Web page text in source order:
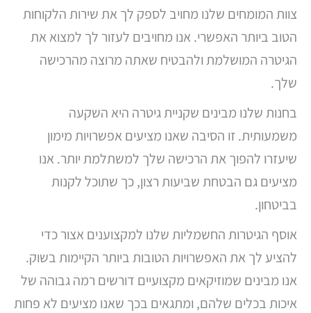
צוות המומחים שלנו מחויב לספק לך את שירות הלקוחות
הטוב ביותר האפשרי. אנו מחויבים לעזור לך למצוא את
הגיטרה המושלמת ולהבטיח שאתה מרוצה מהרכישה
שלך.
בחנות שלנו מבינים שקניית גיטרה היא השקעה
משמעותית. זו הסיבה שאנו מציעים אפשרויות מימון
שיעזרו להפוך את הרכישה שלך למשתלמת יותר. אנו
מציעים גם הבטחת שביעות רצון, כך שתוכל לקנות
בביטחון.
אוסף הגיטרות החשמליות שלנו למקצוענים אצור כדי
להציע לך את האפשרויות הטובות ביותר הקיימות בשוק.
אנו מבינים שמוזיקאים מקצועיים דורשים רמה גבוהה של
איכות בכלים שלהם, ומתגאים בכך שאנו מציעים לא פחות